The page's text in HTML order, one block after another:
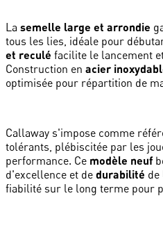
La semelle large et arrondie
tous les lies, idéale pour
et reculé facilite le lancement
Construction en acier
optimisée pour répartition de
Callaway s'impose comme
tolérants, plébiscitée par les
performance. Ce modèle neuf
d'excellence et de durabilité
fiabilité sur le long terme pour